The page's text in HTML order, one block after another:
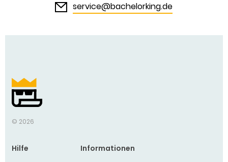
service@bachelorking.de
© 2026
Hilfe
Informationen